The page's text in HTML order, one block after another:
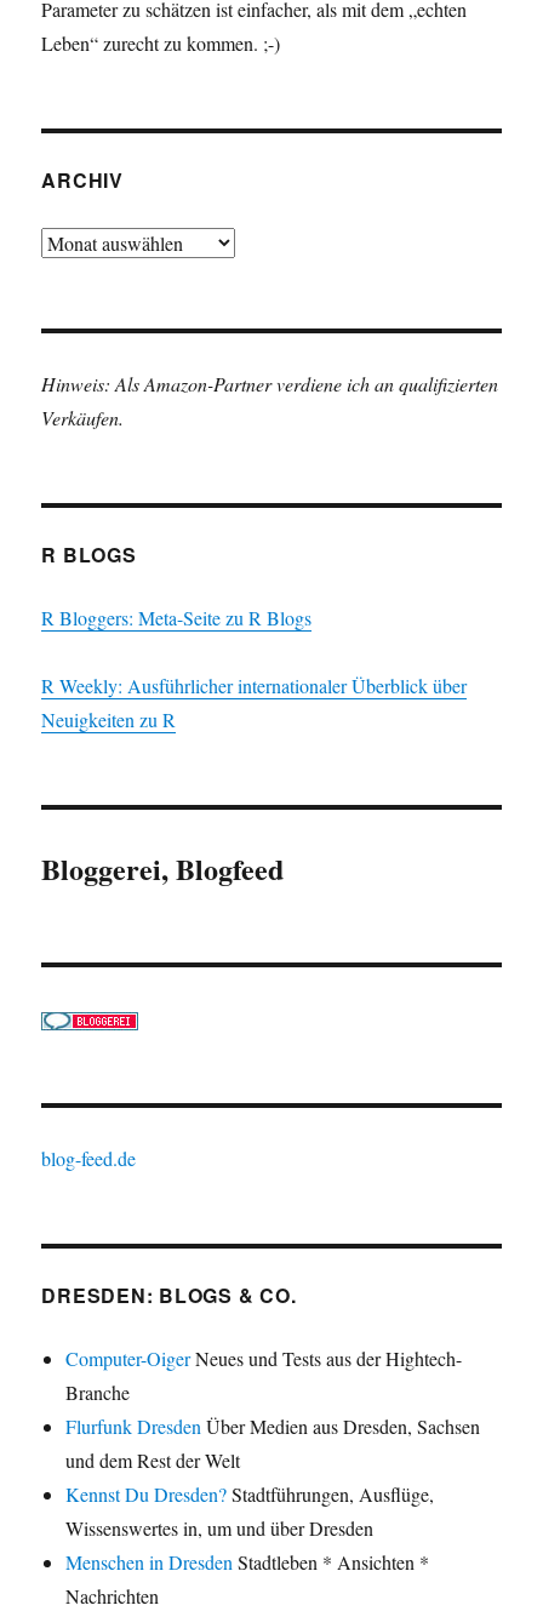
Parameter zu schätzen ist einfacher, als mit dem „echten
Leben“ zurecht zu kommen. ;-)
ARCHIV
Archiv
Hinweis: Als Amazon-Partner verdiene ich an qualifizierten
Verkäufen.
R BLOGS
R Bloggers: Meta-Seite zu R Blogs
R Weekly: Ausführlicher internationaler Überblick über
Neuigkeiten zu R
Bloggerei, Blogfeed
blog-feed.de
DRESDEN: BLOGS & CO.
Computer-OigerNeues und Tests aus der Hightech-
Branche
Flurfunk Dresden Über Medien aus Dresden, Sachsen
und dem Rest der Welt
Kennst Du Dresden?Stadtführungen, Ausflüge,
Wissenswertes in, um und über Dresden
Menschen in Dresden Stadtleben * Ansichten *
Nachrichten